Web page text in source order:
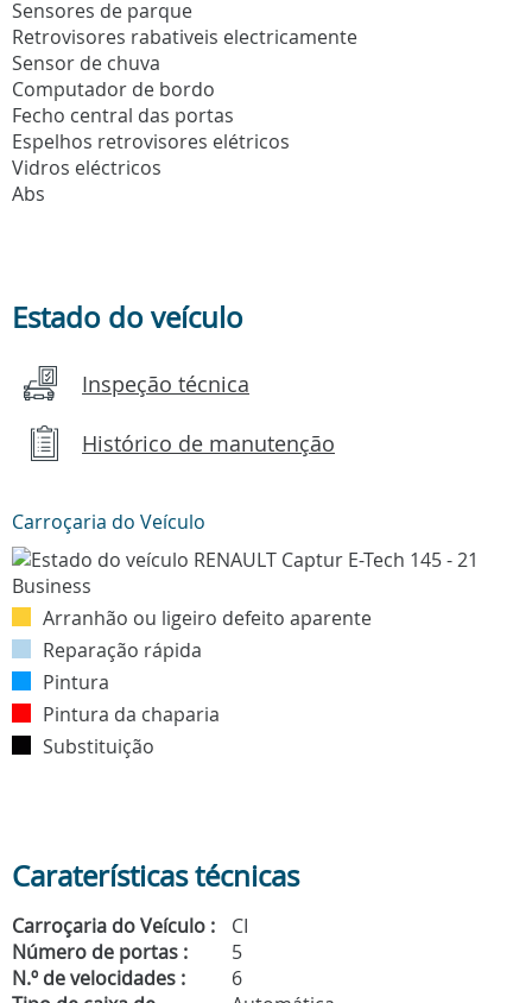
Sensores de parque
Retrovisores rabativeis electricamente
Sensor de chuva
Computador de bordo
Fecho central das portas
Espelhos retrovisores elétricos
Vidros eléctricos
Abs
Estado do veículo
Inspeção técnica
Histórico de manutenção
Carroçaria do Veículo
Arranhão ou ligeiro defeito aparente
Reparação rápida
Pintura
Pintura da chaparia
Substituição
Caraterísticas técnicas
Carroçaria do Veículo :
CI
Número de portas :
5
N.º de velocidades :
6